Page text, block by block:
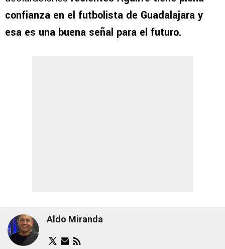
confianza en el futbolista de Guadalajara y
esa es una buena señal para el futuro.
Aldo Miranda